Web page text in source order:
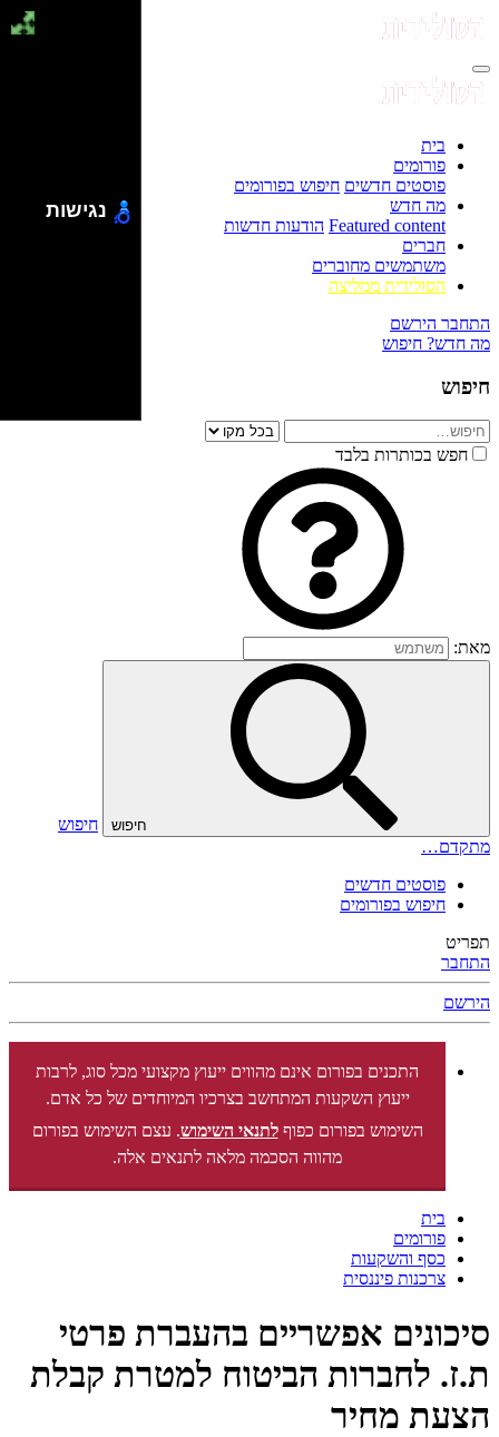
בית
פורומים
פוסטים חדשים חיפוש בפורומים
מה חדש
Featured content הודעות חדשות
חברים
משתמשים מחוברים
הסולידית ממליצה
התחבר הירשם
מה חדש? חיפוש
חיפוש
חפש בכותרות בלבד
מאת:
חיפוש
חיפוש
מתקדם…
פוסטים חדשים
חיפוש בפורומים
תפריט
התחבר
הירשם
התכנים בפורום אינם מהווים ייעוץ מקצועי מכל סוג, לרבות
ייעוץ השקעות המתחשב בצרכיו המיוחדים של כל אדם.
השימוש בפורום כפוףלתנאי השימוש. עצם השימוש בפורום
מהווה הסכמה מלאה לתנאים אלה.
בית
פורומים
כסף והשקעות
צרכנות פיננסית
סיכונים אפשריים בהעברת פרטי
ת.ז. לחברות הביטוח למטרת קבלת
הצעת מחיר
נגישות